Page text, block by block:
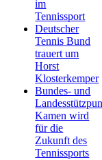
im
Tennissport
Deutscher
Tennis Bund
trauert um
Horst
Klosterkemper
Bundes- und
Kamen wird
für die
Zukunft des
Tennissports